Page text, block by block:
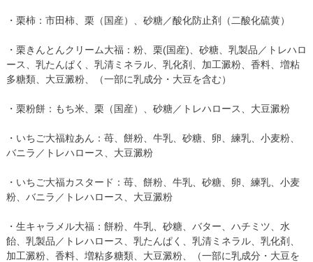
・栗柿：市田柿、栗（国産）、砂糖／酸化防止剤（二酸化硫黄）
・栗きんとんクリーム大福：粉、栗(国産)、砂糖、乳製品／トレハロ
ース、乳たんぱく、乳清ミネラル、乳化剤、加工澱粉、香料、増粘
多糖類、大豆澱粉、（一部に乳成分・大豆を含む）
・栗粉餅：もち米、栗（国産）、砂糖／トレハロース、大豆澱粉
・いちご大福粒あん：苺、餅粉、牛乳、砂糖、卵、練乳、小麦粉、
バニラ／トレハロース、大豆澱粉
・いちご大福カスタード：苺、餅粉、牛乳、砂糖、卵、練乳、小麦
粉、バニラ／トレハロース、大豆澱粉
・生キャラメル大福：餅粉、牛乳、砂糖、バター、ハチミツ、水
飴、乳製品／トレハロース、乳たんぱく、乳清ミネラル、乳化剤、
加工澱粉、香料、増粘多糖類、大豆澱粉、（一部に乳成分・大豆を